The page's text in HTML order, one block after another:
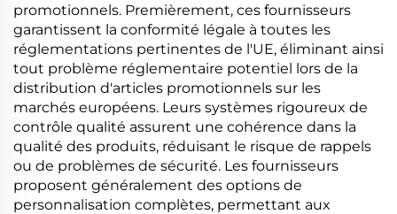
promotionnels. Premièrement, ces fournisseurs
garantissent la conformité légale à toutes les
réglementations pertinentes de l'UE, éliminant ainsi
tout problème réglementaire potentiel lors de la
distribution d'articles promotionnels sur les
marchés européens. Leurs systèmes rigoureux de
contrôle qualité assurent une cohérence dans la
qualité des produits, réduisant le risque de rappels
ou de problèmes de sécurité. Les fournisseurs
proposent généralement des options de
personnalisation complètes, permettant aux